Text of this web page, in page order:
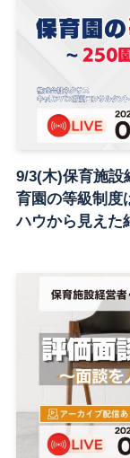
9/3(木)保育施設
育園の等級制度
ハウから見えた